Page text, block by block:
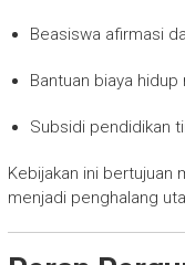
Beasiswa afirmasi
Bantuan biaya hidup
Subsidi pendidikan
Kebijakan ini bertujuan
menjadi penghalang